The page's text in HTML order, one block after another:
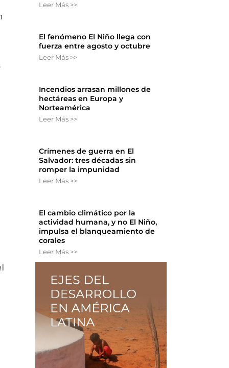
Leer Más >>
El fenómeno El Niño llega con
fuerza entre agosto y octubre
Leer Más >>
Incendios arrasan millones de
hectáreas en Europa y
Norteamérica
Leer Más >>
Crímenes de guerra en El
Salvador: tres décadas sin
romper la impunidad
Leer Más >>
El cambio climático por la
actividad humana, y no El Niño,
impulsa el blanqueamiento de
corales
Leer Más >>